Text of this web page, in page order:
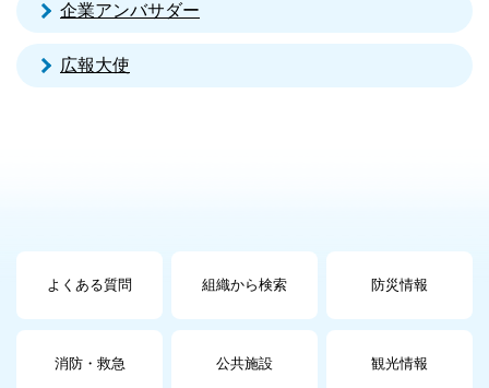
企業アンバサダー
広報大使
よくある質問 組織から検索 防災情報
消防・救急 公共施設 観光情報